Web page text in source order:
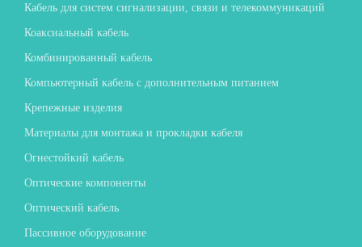
Кабель для систем сигнализации, связи и телекоммуникаций
Коаксиальный кабель
Комбинированный кабель
Компьютерный кабель с дополнительным питанием
Крепежные изделия
Материалы для монтажа и прокладки кабеля
Огнестойкий кабель
Оптические компоненты
Оптический кабель
Пассивное оборудование